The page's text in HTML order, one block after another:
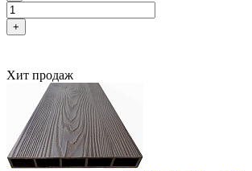
+
Хит продаж